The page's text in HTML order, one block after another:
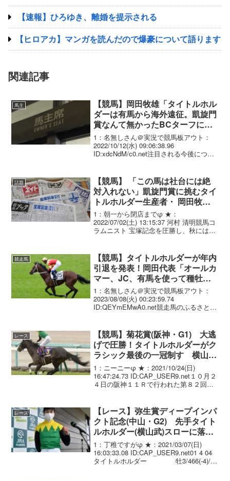
【速報】ひろゆき、離婚を提示される
【ヒロアカ】マンガを読んだので爆豪について語ります
関連記事
馬主
【競馬】岡田牧雄「タイトルホル
ダーは有馬から海外遠征。凱旋門
賞なんて無かったBCターフに行
く」
1：名無しさん＠実況で競馬板アウト：
2022/10/12(水) 09:06:38.96
ID:xdcNdM/c0.net注目される今後につい
てあります」とＧⅠ４勝目を目...
話題
【競馬】 「この馬は社台には絶
対入れない」凱旋門賞に挑むタイ
トルホルダー生産者・ 岡田牧雄
氏が持つ決意の理由
1：朝一から閉店までφ ★：
2022/07/02(土) 13:15:37 河村 清明競馬コ
ラムニスト 宝塚記念を圧勝し、秋には凱
氏のロングインタビュー後編。br>前編
「...
競走馬
【競馬】タイトルホルダーが年内
引退を発表！岡田代表「オールカ
マー、JC、有馬を使って種牡馬
になる予定」
1：名無しさん＠実況で競馬板アウト：
2023/08/08(火) 00:23:59.74
ID:QEYmEMwA0.net競走馬のふるさと案
たちの質問に答えた後｢...
レース
【競馬】菊花賞(阪神・G1) 大逃
げで圧勝！タイトルホルダーがク
ラシック最後の一冠制す 横山武
史は別の馬でクラシック2冠達成
1：ニーニーφ ★：2021/10/24(日)
16:47:24.73 ID:CAP_USER9.net１０月２
４日の阪神１１Ｒで行われた第８２回菊
て、１着賞金＝１億２０...
レース
【レース】弥生賞ディープインパ
クト記念(中山・G2) 先手タイト
ルホルダー(横山武)スローに落と
して逃げ切った！ドゥラメンテ産
駒重賞初V
1：丁稚ですがφ ★：2021/03/07(日)
16:03:33.08 ID:CAP_USER9.net01 4 04
タイトルホルダー 牡3/466(-4)/